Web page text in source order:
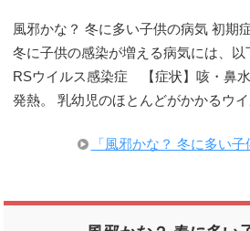
風邪かな？ 冬に多い子供の病気 初期
冬に子供の感染が増える病気には、以
RSウイルス感染症 【症状】咳・鼻
発熱。 乳幼児のほとんどがかかるウ
「風邪かな？ 冬に多い